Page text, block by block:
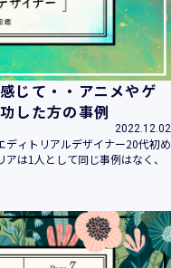
、当社を取り巻く環境
見直して継続的に改善
兼 個人情報に関する苦
管理責任者 安部 洋平
マルエスファーストビ
を除く9:00～18:00）
じて・・アニメやゲ
した方の事例
2022.12.02
ィトリアルデザイナー20代初め
は1人として同じ事例はなく、